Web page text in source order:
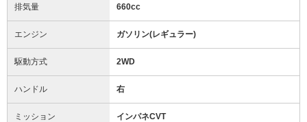
排気量 660cc
エンジン ガソリン(レギュラー)
駆動方式 2WD
ハンドル 右
ミッション インパネCVT